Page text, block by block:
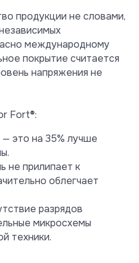
продукции не словами,
международному
покрытие считается
напряжения не
Fort®:
— это на 35% лучше
не прилипает к
облегчает
разрядов
микросхемы
техники.